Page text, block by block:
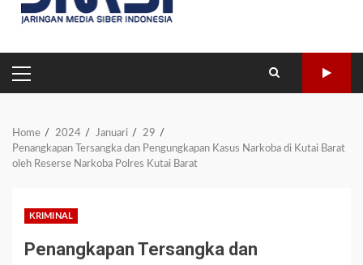
PRIMARY
MENU
Home 2024 Januari
29
Penangkapan Tersangka dan Pengungkapan Kasus Narkoba di Kutai Barat
oleh Reserse Narkoba Polres Kutai Barat
KRIMINAL
Penangkapan Tersangka dan